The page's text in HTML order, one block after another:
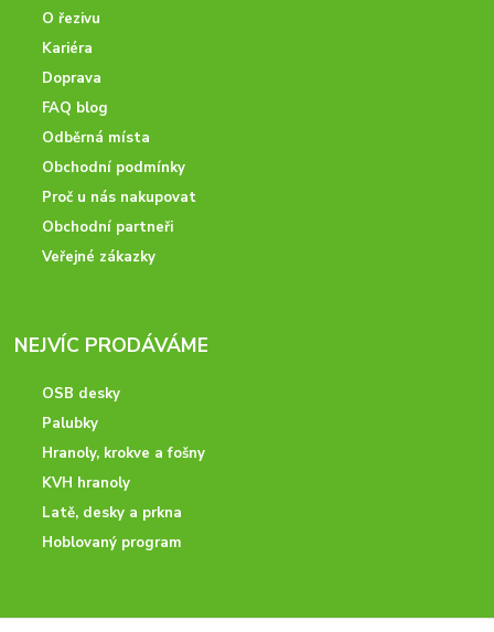
O řezivu
Kariéra
Doprava
FAQ blog
Odběrná místa
Obchodní podmínky
Proč u nás nakupovat
Obchodní partneři
Veřejné zákazky
NEJVÍC PRODÁVÁME
OSB desky
Palubky
Hranoly, krokve a fošny
KVH hranoly
Latě, desky a prkna
Hoblovaný program